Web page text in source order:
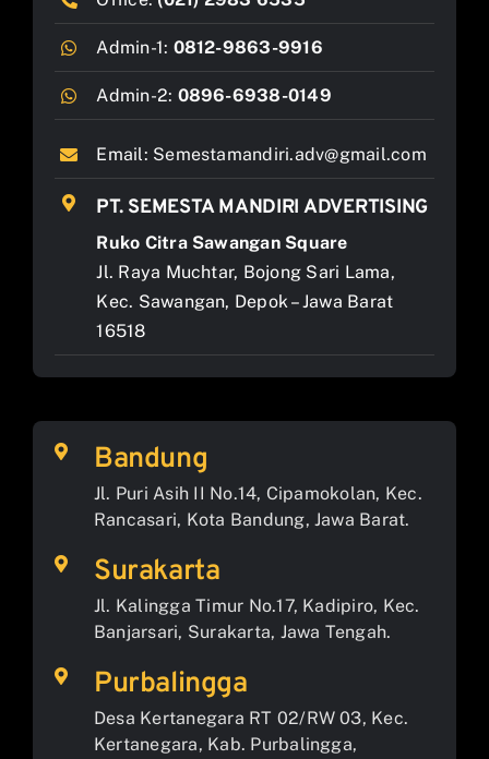
Admin-1: 0812-9863-9916
Admin-2: 0896-6938-0149
Email: Semestamandiri.adv@gmail.com
PT. SEMESTA MANDIRI ADVERTISING
Ruko Citra Sawangan Square
Jl. Raya Muchtar, Bojong Sari Lama,
Kec. Sawangan, Depok – Jawa Barat
16518
Bandung
Jl. Puri Asih II No.14, Cipamokolan, Kec.
Rancasari, Kota Bandung, Jawa Barat.
Surakarta
Jl. Kalingga Timur No.17, Kadipiro, Kec.
Banjarsari, Surakarta, Jawa Tengah.
Purbalingga
Desa Kertanegara RT 02/RW 03, Kec.
Kertanegara, Kab. Purbalingga,